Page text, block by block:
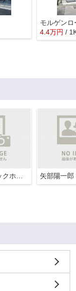
モルゲンロ
4.4万円 /
矢部陽一郎